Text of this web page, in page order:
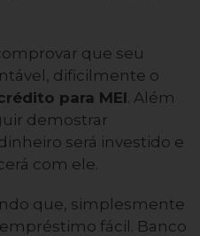
que seu
dificilmente o
para MEI. Além
demostrar
será investido e
com ele.
que, simplesmente
fácil. Banco